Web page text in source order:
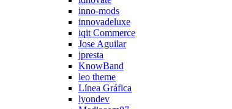
inno-mods
innovadeluxe
iqit Commerce
Jose Aguilar
jpresta
KnowBand
leo theme
Línea Gráfica
lyondev